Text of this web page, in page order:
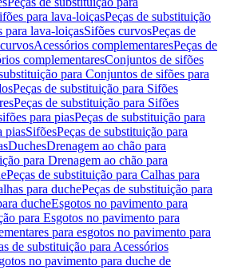
para lava-loiçasPeças de substituição
para lava-loiçasSifões curvosPeças de
Acessórios complementaresPeças de
complementaresConjuntos de sifões
para Conjuntos de sifões para
Peças de substituição para Sifões
Peças de substituição para Sifões
para piasPeças de substituição para
piasSifõesPeças de substituição para
DuchesDrenagem ao chão para
para Drenagem ao chão para
Peças de substituição para Calhas para
para duchePeças de substituição para
ducheEsgotos no pavimento para
para Esgotos no pavimento para
para esgotos no pavimento para
de substituição para Acessórios
no pavimento para duche de